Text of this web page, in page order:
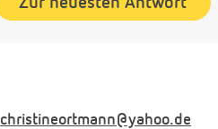
christineortmann@yahoo.de